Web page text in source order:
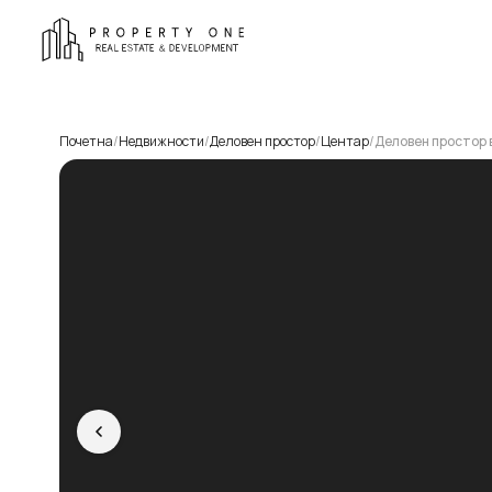
Почетна/Недвижности/Деловен простор/Центар/Деловен